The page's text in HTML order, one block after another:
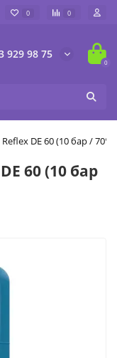
0 0
929 98 75
0
DE 60 (10 бар / 70°C)
60 (10 бар